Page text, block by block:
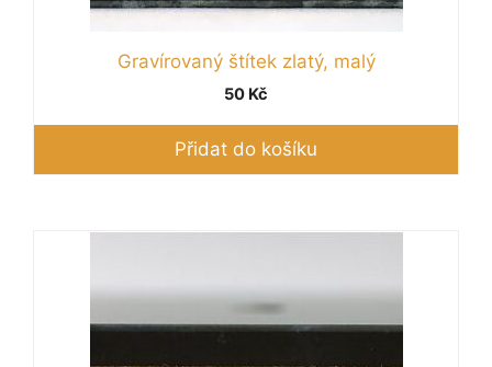
Gravírovaný štítek zlatý, malý
50 Kč
Přidat do košíku